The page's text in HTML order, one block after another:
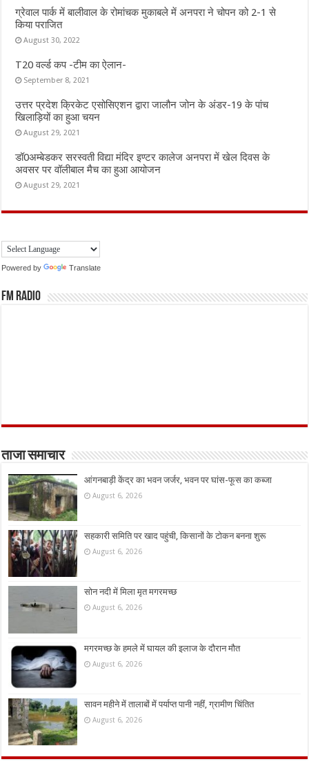
ग्रेवाल पार्क में बालीवाल के रोमांचक मुकाबले में अनपरा ने चोपन को 2-1 से
किया पराजित
August 30, 2022
T20 वर्ल्ड कप -टीम का ऐलान-
September 8, 2021
उत्तर प्रदेश क्रिकेट एसोसिएशन द्वारा जालौन जोन के अंडर-19 के पांच
खिलाड़ियों का हुआ चयन
August 29, 2021
डॉ0अम्बेडकर सरस्वती विद्या मंदिर इण्टर कालेज अनपरा में खेल दिवस के
अवसर पर वॉलीबाल मैच का हुआ आयोजन
August 29, 2021
Powered by Translate
FM Radio
ताजा समाचार
आंगनबाड़ी केंद्र का भवन जर्जर, भवन पर घांस-फूस का कब्जा
August 6, 2026
सहकारी समिति पर खाद पहुंची, किसानों के टोकन बनना शुरू
August 6, 2026
सोन नदी में मिला मृत मगरमच्छ
August 6, 2026
मगरमच्छ के हमले में घायल की इलाज के दौरान मौत
August 6, 2026
सावन महीने में तालाबों में पर्याप्त पानी नहीं, ग्रामीण चिंतित
August 6, 2026